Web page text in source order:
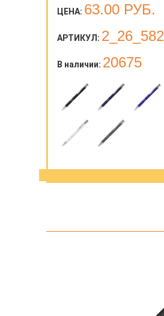
ЦЕНА: 63.00 РУБ.
АРТИКУЛ: 2_26_582
В наличии: 20675